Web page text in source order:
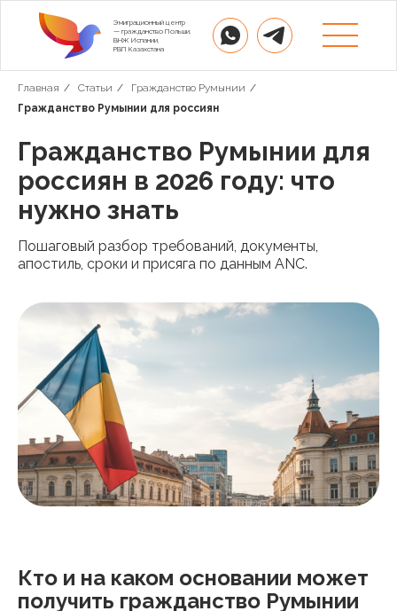
Эмиграционный центр
— гражданство Польши,
ВНЖ Испании,
РВП Казахстана
Главная / Статьи / Гражданство Румынии /
Гражданство Румынии для россиян
Гражданство Румынии для
россиян в 2026 году: что
нужно знать
Пошаговый разбор требований, документы,
апостиль, сроки и присяга по данным ANC.
Кто и на каком основании может
получить гражданство Румынии